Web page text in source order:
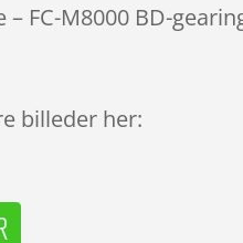
– FC-M8000 BD-
billeder her: